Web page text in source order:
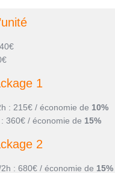
1
: 215€ / économie de 10%
360€ / économie de 15%
2
: 680€ / économie de 15%